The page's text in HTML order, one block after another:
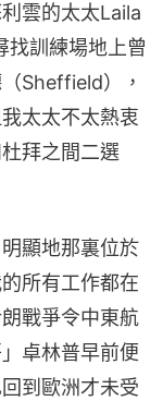
雲的太太Laila
找訓練場地上曾
Sheffield），
太太不太熱衷
拜之間二選
顯地那裏位於
所有工作都在
戰爭令中東航
卓林普早前便
到歐洲才未受